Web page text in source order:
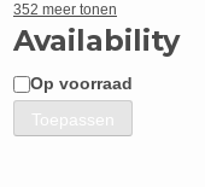
352 meer tonen
Availability
Beschikbaarheid
Op voorraad
Toepassen